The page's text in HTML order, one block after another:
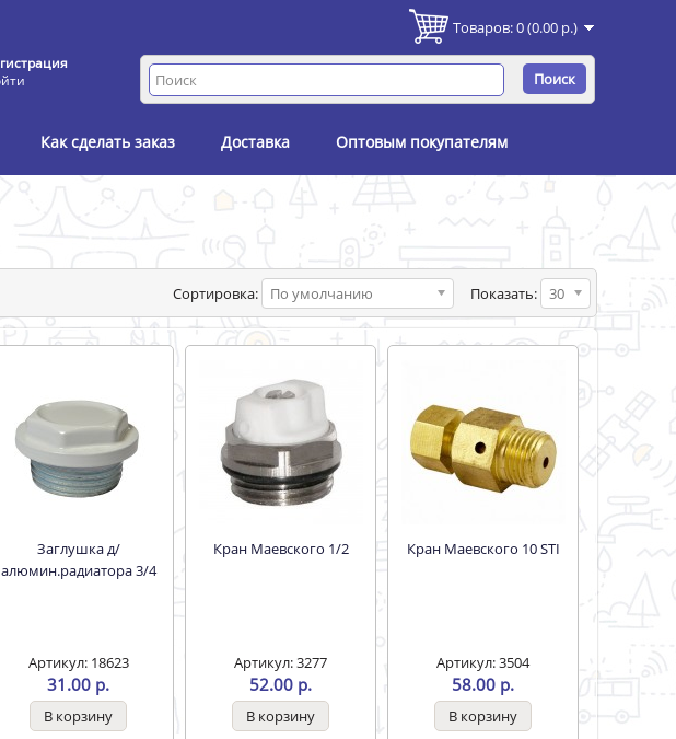
Товаров: 0 (0.00 р.)
Поиск
Как сделать заказ Доставка Оптовым покупателям
Показать: 30
Сортировка: По умолчанию
Заглушка д/
алюмин.радиатора 3/4
Артикул: 18623
31.00 р.
Кран Маевского 1/2
Артикул: 3277
52.00 р.
Кран Маевского 10 STI
Артикул: 3504
58.00 р.